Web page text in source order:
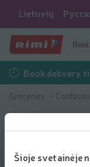
Šioje svetainėje
Lietuvių
Book delivery
Groceries